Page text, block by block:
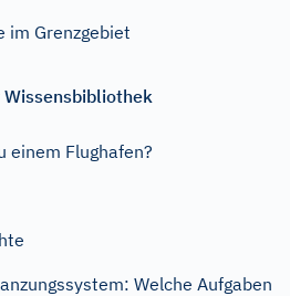
im Grenzgebiet
einem Flughafen?
Welche Aufgaben